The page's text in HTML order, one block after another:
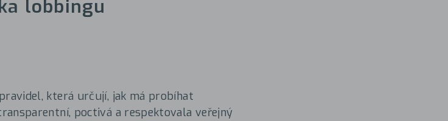
lobbingu
která určují, jak má probíhat
poctivá a respektovala veřejný